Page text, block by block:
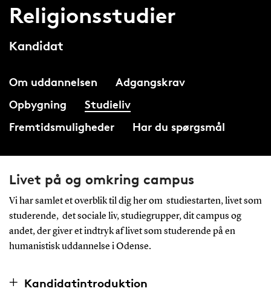
Religionsstudier
Kandidat
Om uddannelsen
Adgangskrav
Opbygning
Studieliv
Fremtidsmuligheder
Har du spørgsmål
Livet på og omkring campus
Vi har samlet et overblik til dig her om studiestarten, livet som
studerende, det sociale liv, studiegrupper, dit campus og
andet, der giver et indtryk af livet som studerende på en
humanistisk uddannelse i Odense.
Kandidatintroduktion